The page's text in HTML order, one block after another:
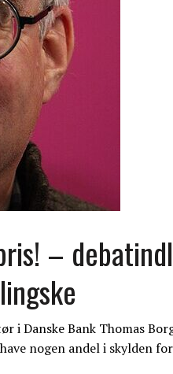
–
i Danske Bank Thomas
nogen andel i skylden